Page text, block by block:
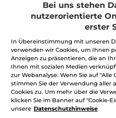
Hoggar Eau de Toilette
100ml
Flakon
100 ml
(649)
569,00€ / 1l
Bei uns stehen
nutzerorientierte
erster
In Übereinstimmung mit unseren
verwenden wir Cookies, um Ihnen
Anzeigen zu präsentieren, die an
Ihnen mit sozialen Medien
zur Webanalyse. Wenn Sie auf "Alle
stimmen Sie der Verwendung aller
Cookies zu. Um mehr über die
klicken Sie im Banner auf "Cookie-
unsere Datenschutzhinweise